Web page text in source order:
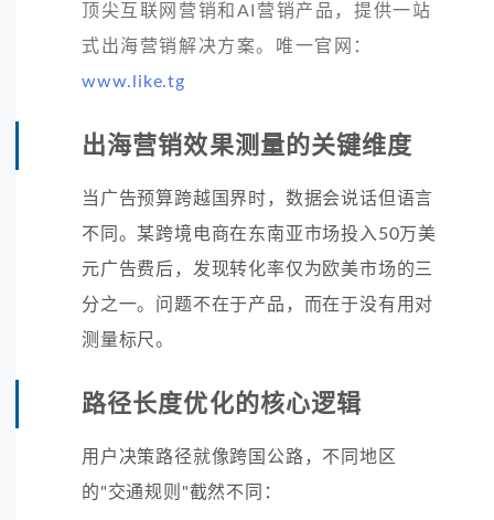
顶尖互联网营销和AI营销产品，提供一站
式出海营销解决方案。唯一官网：
www.like.tg
出海营销效果测量的关键维度
当广告预算跨越国界时，数据会说话但语言
不同。某跨境电商在东南亚市场投入50万美
元广告费后，发现转化率仅为欧美市场的三
分之一。问题不在于产品，而在于没有用对
测量标尺。
路径长度优化的核心逻辑
用户决策路径就像跨国公路，不同地区
的"交通规则"截然不同：